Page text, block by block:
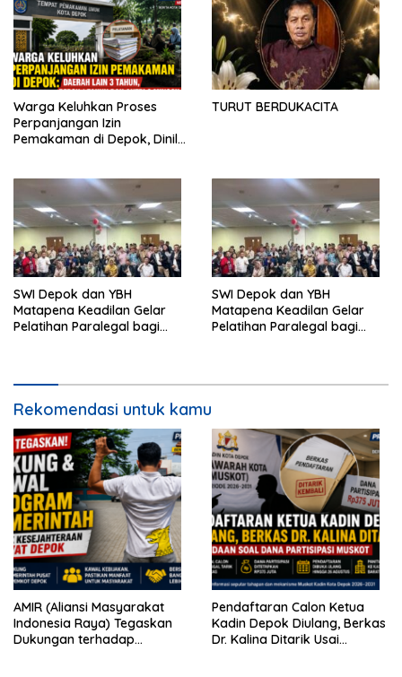
Warga Keluhkan Proses
Perpanjangan Izin
Pemakaman di Depok, Dinilai
TURUT BERDUKACITA
SWI Depok dan YBH
Matapena Keadilan Gelar
Pelatihan Paralegal bagi
SWI Depok dan YBH
Matapena Keadilan Gelar
Pelatihan Paralegal bagi
Rekomendasi untuk kamu
AMIR (Aliansi Masyarakat
Indonesia Raya) Tegaskan
Dukungan terhadap
Pendaftaran Calon Ketua
Kadin Depok Diulang, Berkas
Dr. Kalina Ditarik Usai